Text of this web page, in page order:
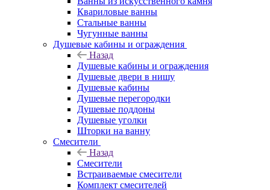
Квариловые ванны
Стальные ванны
Чугунные ванны
Душевые кабины и ограждения
Назад
Душевые кабины и ограждения
Душевые двери в нишу
Душевые кабины
Душевые перегородки
Душевые поддоны
Душевые уголки
Шторки на ванну
Смесители
Назад
Смесители
Встраиваемые смесители
Комплект смесителей